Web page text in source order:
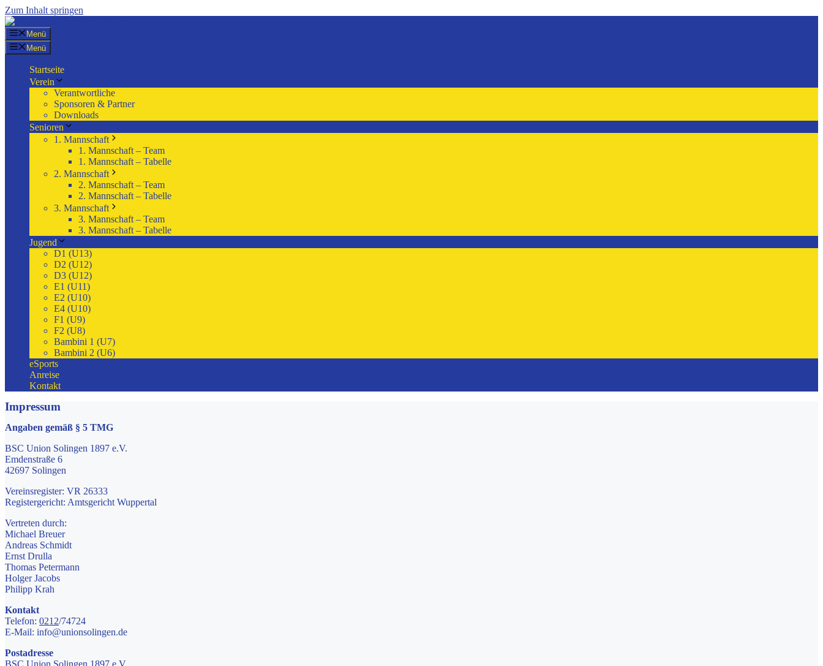
Zum Inhalt springen
Menü
Menü
Startseite
Verein
Verantwortliche
Sponsoren & Partner
Downloads
Senioren
1. Mannschaft
1. Mannschaft – Team
1. Mannschaft – Tabelle
2. Mannschaft
2. Mannschaft – Team
2. Mannschaft – Tabelle
3. Mannschaft
3. Mannschaft – Team
3. Mannschaft – Tabelle
Jugend
D1 (U13)
D2 (U12)
D3 (U12)
E1 (U11)
E2 (U10)
E4 (U10)
F1 (U9)
F2 (U8)
Bambini 1 (U7)
Bambini 2 (U6)
eSports
Anreise
Kontakt
Impressum
Angaben gemäß § 5 TMG
BSC Union Solingen 1897 e.V.
Emdenstraße 6
42697 Solingen
Vereinsregister: VR 26333
Registergericht: Amtsgericht Wuppertal
Vertreten durch:
Michael Breuer
Andreas Schmidt
Ernst Drulla
Thomas Petermann
Holger Jacobs
Philipp Krah
Kontakt
Telefon: 0212/74724
E-Mail: info@unionsolingen.de
Postadresse
BSC Union Solingen 1897 e.V.